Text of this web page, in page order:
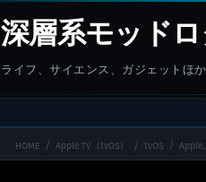
深層系モッド
ライフ、サイエンス、ガジェットほ
HOME Apple TV（tvOS） tvOS Apple